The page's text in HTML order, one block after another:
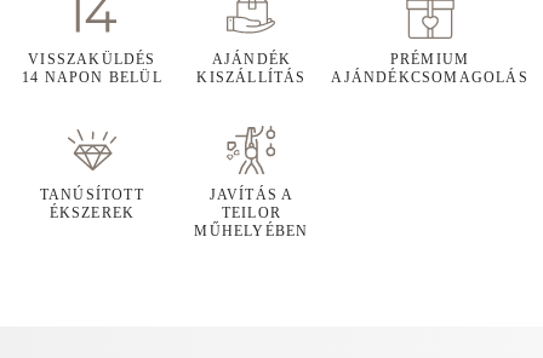
VISSZAKÜLDÉS
14 NAPON BELÜL
AJÁNDÉK
KISZÁLLÍTÁS
PRÉMIUM
AJÁNDÉKCSOMAGOLÁS
TANÚSÍTOTT
ÉKSZEREK
JAVÍTÁS A
TEILOR
MŰHELYÉBEN